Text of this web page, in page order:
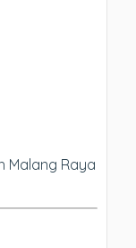
Malang Raya